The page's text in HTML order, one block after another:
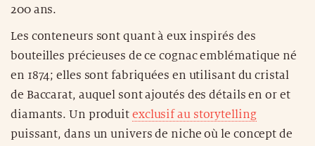
200 ans.
Les conteneurs sont quant à eux inspirés des
bouteilles précieuses de ce cognac emblématique né
en 1874; elles sont fabriquées en utilisant du cristal
de Baccarat, auquel sont ajoutés des détails en or et
diamants. Un produit exclusif au storytelling
puissant, dans un univers de niche où le concept de